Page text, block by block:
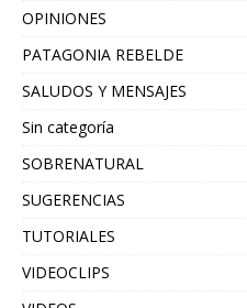
OPINIONES
PATAGONIA REBELDE
SALUDOS Y MENSAJES
Sin categoría
SOBRENATURAL
SUGERENCIAS
TUTORIALES
VIDEOCLIPS